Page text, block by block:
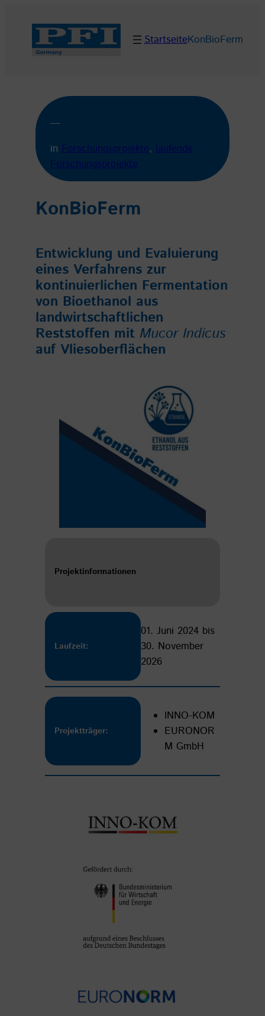
springen
StartseiteKonBioFerm
—
in Forschungsprojekte, laufende
Forschungsprojekte
KonBioFerm
Entwicklung und Evaluierung
eines Verfahrens zur
kontinuierlichen Fermentation
von Bioethanol aus
landwirtschaftlichen
Reststoffen mit Mucor Indicus
auf Vliesoberflächen
Projektinformationen
Laufzeit:
01. Juni 2024 bis
30. November
2026
Projektträger:
INNO-KOM
EURONOR
M GmbH